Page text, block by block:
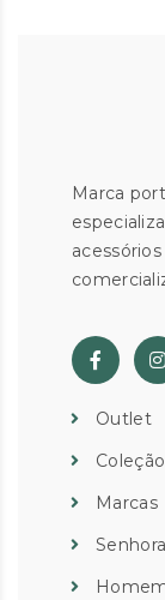
Marca
Outlet
Coleção
Marcas
Senhora